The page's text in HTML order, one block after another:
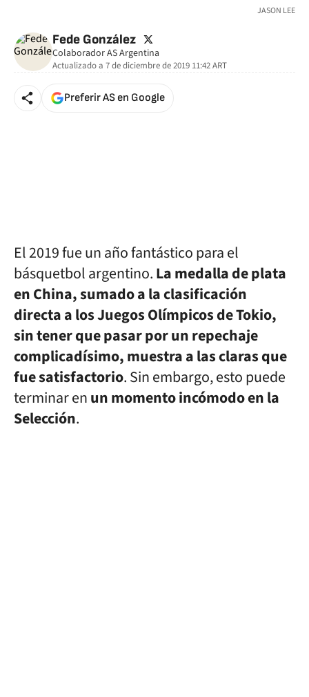
JASON LEE
Fede González twitter
Colaborador AS Argentina
Actualizado a 7 de diciembre de 2019 11:42ART
Preferir AS en Google
El 2019 fue un año fantástico para el
básquetbol argentino.La medalla de plata
en China, sumado a la clasificación
directa a los Juegos Olímpicos de Tokio,
sin tener que pasar por un repechaje
complicadísimo, muestra a las claras que
fue satisfactorio. Sin embargo, esto puede
terminar enun momento incómodo en la
Selección.